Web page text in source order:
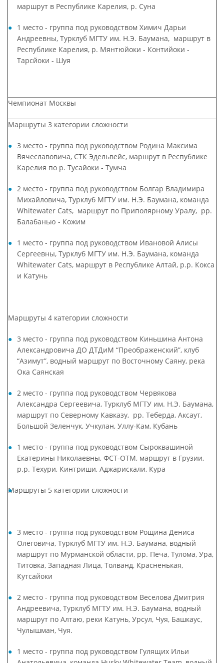
маршрут в Республике Карелия, р. Суна
1 место - группа под руководством Химич Дарьи
Андреевны, Турклуб МГТУ им. Н.Э. Баумана, маршрут в
Республике Карелия, р. Мянтюйоки - Контийоки -
Тарсйоки - Шуя
Чемпионат Москвы
Маршруты 3 категории сложности
3 место - группа под руководством Родина Максима
Вячеславовича, СТК Эдельвейс, маршрут в Республике
Карелия по р. Тусайоки - Тумча
2 место - группа под руководством Болгар Владимира
Михайловича, Турклуб МГТУ им. Н.Э. Баумана, команда
Whitewater Cats, маршрут по Приполярному Уралу, рр.
Балабанью - Кожим
1 место - группа под руководством Ивановой Алисы
Сергеевны, Турклуб МГТУ им. Н.Э. Баумана, команда
Whitewater Cats, маршрут в Республике Алтай, р.р. Кокса
и Катунь
Маршруты 4 категории сложности
3 место - группа под руководством Киньшина Антона
Александровича ДО ДТДиМ “Преображенский”, клуб
“Азимут”, водный маршрут по Восточному Саяну, река
Ока Саянская
2 место - группа под руководством Червякова
Александра Сергеевича, Турклуб МГТУ им. Н.Э. Баумана,
маршрут по Северному Кавказу, рр. Теберда, Аксаут,
Большой Зеленчук, Учкулан, Уллу-Кам, Кубань
1 место - группа под руководством Сыроквашиной
Екатерины Николаевны, ФСТ-ОТМ, маршрут в Грузии,
р.р. Техури, Кинтриши, Аджарискали, Кура
Маршруты 5 категории сложности
3 место - группа под руководством Рощина Дениса
Олеговича, Турклуб МГТУ им. Н.Э. Баумана, водный
маршрут по Мурманской области, рр. Печа, Тулома, Ура,
Титовка, Западная Лица, Толванд, Красненькая,
Кутсайоки
2 место - группа под руководством Веселова Дмитрия
Андреевича, Турклуб МГТУ им. Н.Э. Баумана, водный
маршрут по Алтаю, реки Катунь, Урсул, Чуя, Башкаус,
Чулышман, Чуя.
1 место - группа под руководством Гулящих Ильи